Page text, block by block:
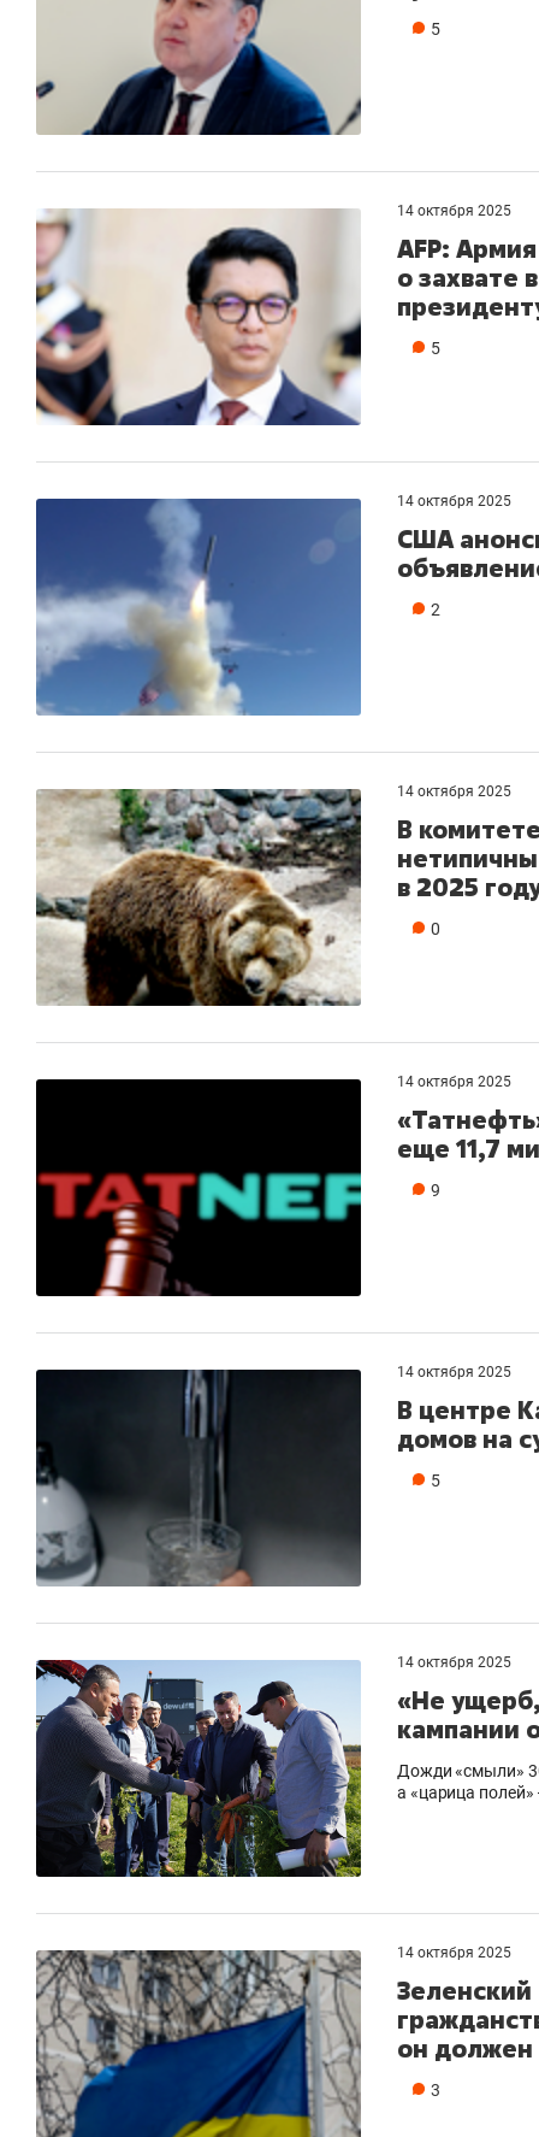
5
14 октября 2025
AFP:
о захвате
5
14 октября 2025
США
2
14 октября 2025
В
в 2025
0
14 октября 2025
еще 11,7
9
14 октября 2025
В центре
домов на
5
14 октября 2025
«Не
кампании
Дожди «смыли»
а «царица
14 октября 2025
он должен
3